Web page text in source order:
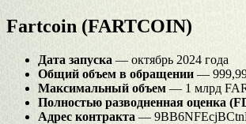
Fartcoin (FARTCOIN)
Дата запуска — октябрь 2024 года
Общий объем в обращении—
Максимальный объем— 1 млрд
Полностью разводненная оценка
Адрес контракта —